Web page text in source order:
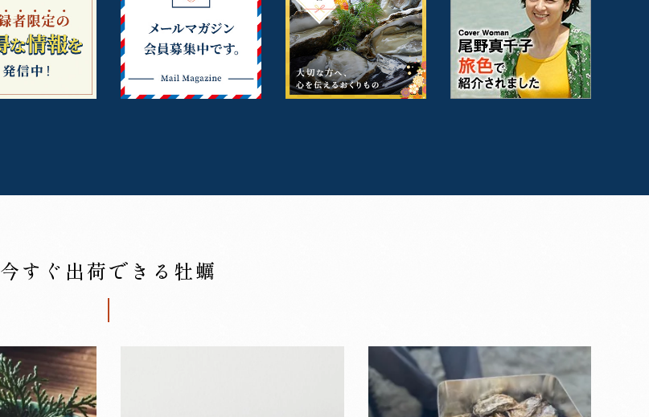
今すぐ出荷できる牡蠣